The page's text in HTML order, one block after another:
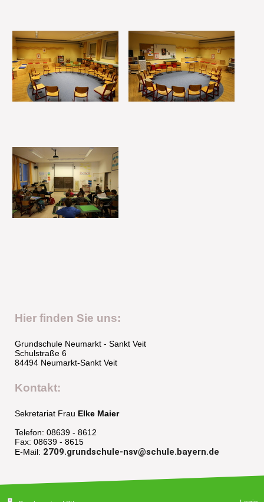
Hier finden Sie uns:
Grundschule Neumarkt - Sankt Veit
Schulstraße 6
84494 Neumarkt-Sankt Veit
Kontakt:
Sekretariat Frau Elke Maier
Telefon: 08639 - 8612
Fax: 08639 - 8615
E-Mail: 2709.grundschule-nsv@schule.bayern.de